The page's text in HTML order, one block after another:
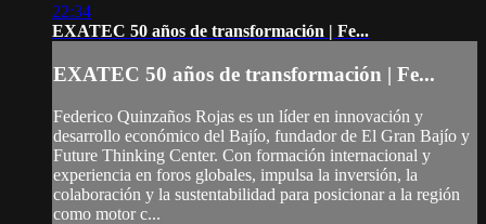
22:34
EXATEC 50 años de transformación | Fe...
EXATEC 50 años de transformación | Fe...
Federico Quinzaños Rojas es un líder en innovación y
desarrollo económico del Bajío, fundador de El Gran Bajío y
Future Thinking Center. Con formación internacional y
experiencia en foros globales, impulsa la inversión, la
colaboración y la sustentabilidad para posicionar a la región
como motor c...